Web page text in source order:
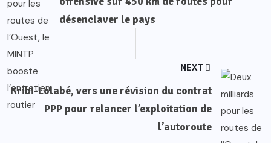
désenclaver le pays
NEXT
Kribi-Lolabé, vers une révision du contrat
PPP pour relancer l’exploitation de
l’autoroute